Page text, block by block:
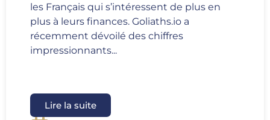
les Français qui s’intéressent de plus en
plus à leurs finances. Goliaths.io a
récemment dévoilé des chiffres
impressionnants...
Lire la suite